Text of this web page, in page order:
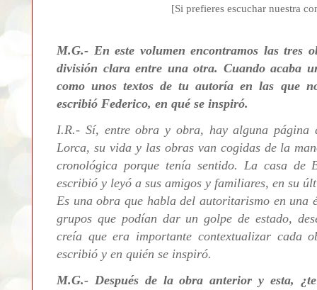
[Si prefieres escuchar nuestra
M.G.- En este volumen encontramos las tres
división clara entre una otra. Cuando acaba
como unos textos de tu autoría en las que
escribió Federico, en qué se inspiró.
I.R.- Sí, entre obra y obra, hay alguna página
Lorca, su vida y las obras van cogidas de la
cronológica porque tenía sentido. La casa
escribió y leyó a sus amigos y familiares, en su
Es una obra que habla del autoritarismo en una
grupos que podían dar un golpe de estado,
creía que era importante contextualizar cada
escribió y en quién se inspiró.
M.G.- Después de la obra anterior y esta,